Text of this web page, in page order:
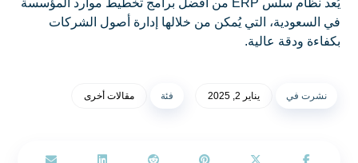
في السعودية، التي يُمكن من خلالها إدارة أصول الشركات
بكفاءة ودقة عالية.
نشرت في يناير 2, 2025 فئة مقالات أخرى